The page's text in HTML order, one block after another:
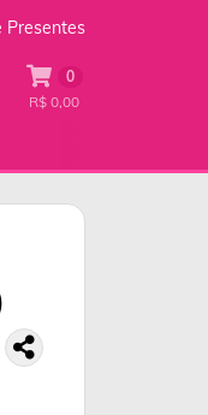
Presentes
0
R$ 0,00